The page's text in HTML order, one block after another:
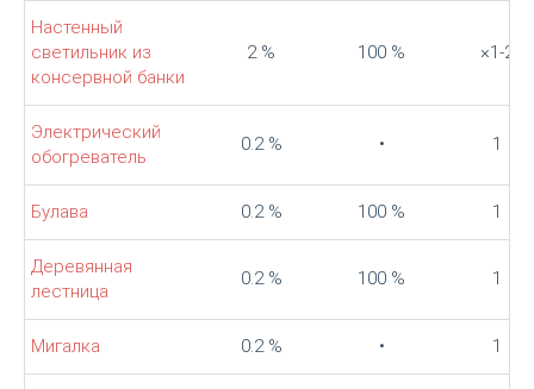
Настенный
светильник из
консервной банки
2 % 100 % ×1-2
Электрический
обогреватель
0.2 % • 1
Булава 0.2 % 100 % 1
Деревянная
лестница
0.2 % 100 % 1
Мигалка 0.2 % • 1